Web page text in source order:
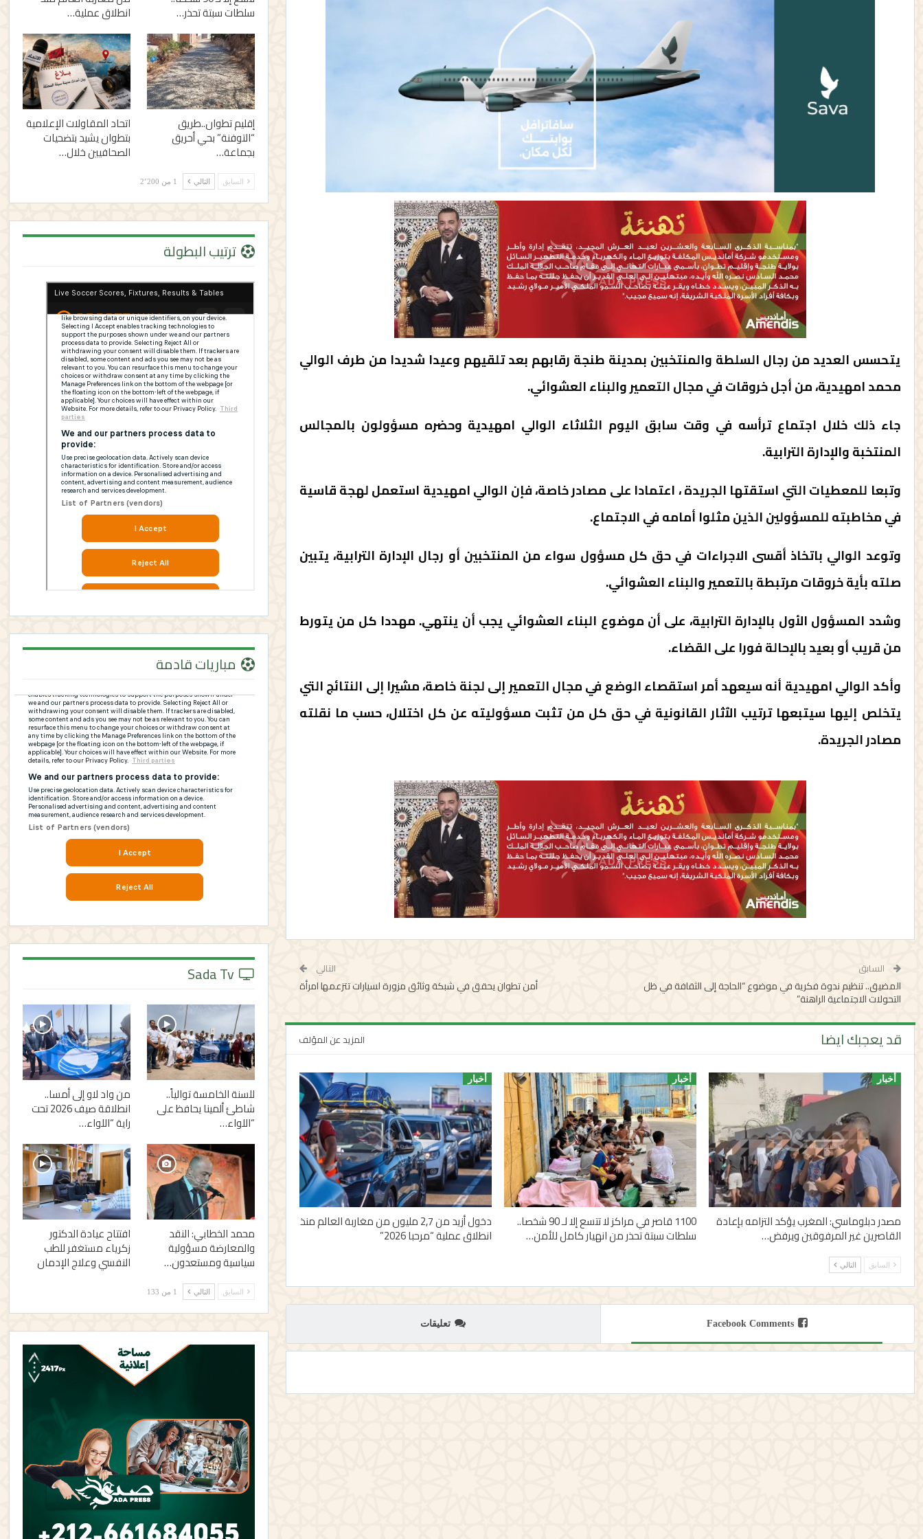
يتحسس العديد من رجال السلطة والمنتخبين بمدينة طنجة رقابهم بعد تلقيهم وعيدا شديدا من طرف الوالي
محمد امهيدية، من أجل خروقات في مجال التعمير والبناء العشوائي.
جاء ذلك خلال اجتماع ترأسه في وقت سابق اليوم الثلاثاء الوالي امهيدية وحضره مسؤولون بالمجالس
المنتخبة والإدارة الترابية.
وتبعا للمعطيات التي استقتها الجريدة ، اعتمادا على مصادر خاصة، فإن الوالي امهيدية استعمل لهجة قاسية
في مخاطبته للمسؤولين الذين مثلوا أمامه في الاجتماع.
وتوعد الوالي باتخاذ أقسى الاجراءات في حق كل مسؤول سواء من المنتخبين أو رجال الإدارة الترابية، يتبين
صلته بأية خروقات مرتبطة بالتعمير والبناء العشوائي.
وشدد المسؤول الأول بالإدارة الترابية، على أن موضوع البناء العشوائي يجب أن ينتهي. مهددا كل من يتورط
من قريب أو بعيد بالإحالة فورا على القضاء.
وأكد الوالي امهيدية أنه سيعهد أمر استقصاء الوضع في مجال التعمير إلى لجنة خاصة، مشيرا إلى النتائج التي
يتخلص إليها سيتبعها ترتيب الٱثار القانونية في حق كل من تثبت مسؤوليته عن كل اختلال، حسب ما نقلته
مصادر الجريدة.
السابق
المضيق.. تنظيم ندوة فكرية في موضوع “الحاجة إلى الثقافة في ظل
التحولات الاجتماعية الراهنة”
التالي
أمن تطوان يحقق في شبكة وثائق مزورة لسيارات تتزعمها امرأة
قد يعجبك ايضا المزيد عن المؤلف
أخبار
مصدر دبلوماسي: المغرب يؤكد التزامه بإعادة
القاصرين غير المرفوقين ويرفض…
أخبار
1100 قاصر في مراكز لا تتسع إلا لـ 90 شخصا..
سلطات سبتة تحذر من انهيار كامل للأمن…
أخبار
دخول أزيد من 2,7 مليون من مغاربة العالم منذ
انطلاق عملية “مرحبا 2026”
السابق التالي
Facebook Comments تعليقات
سلطات سبتة تحذر… انطلاق عملية…
إقليم تطوان..طريق
“التوفنة” بحي أحريق
بجماعة…
اتحاد المقاولات الإعلامية
بتطوان يشيد بتضحيات
الصحافيين خلال…
السابق التالي 1 من 2٬200
ترتيب البطولة
مباريات قادمة
للسنة الخامسة توالياً..
شاطئ ألمينا يحافظ على
“اللواء…
من واد لاو إلى أمسا..
انطلاقة صيف 2026 تحت
راية “اللواء…
محمد الخطابي: النقد
والمعارضة مسؤولية
سياسية ومستعدون…
افتتاح عيادة الدكتور
زكرياء مستغفر للطب
النفسي وعلاج الإدمان
السابق التالي 1 من 133